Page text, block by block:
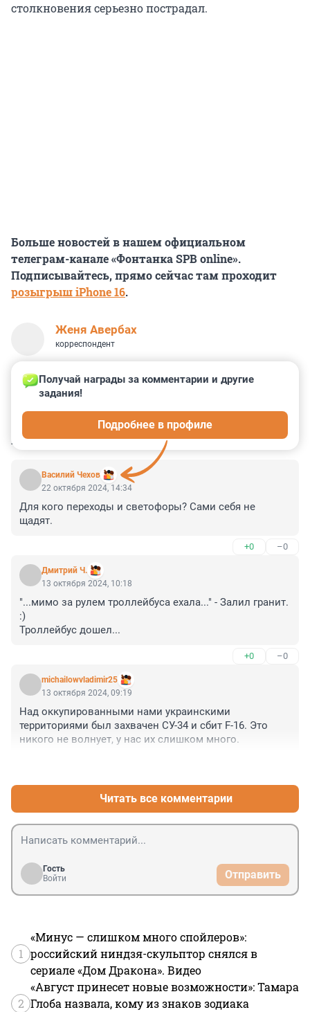
столкновения серьезно пострадал.
Больше новостей в нашем официальном
телеграм-канале «Фонтанка SPB online».
Подписывайтесь, прямо сейчас там проходит
розыгрыш iPhone 16.
Женя Авербах
корреспондент
КОММЕНТАРИИ 14
Василий Чехов
Получай награды за комментарии и другие
задания!
Подробнее в профиле
22 октября 2024, 14:34
Для кого переходы и светофоры? Сами себя не
щадят.
+0 –0
Дмитрий Ч.
13 октября 2024, 10:18
"...мимо за рулем троллейбуса ехала..." - Залил гранит.
:)
Троллейбус дошел...
+0 –0
michailowvladimir25
13 октября 2024, 09:19
Над оккупированными нами украинскими
территориями был захвачен СУ-34 и сбит F-16. Это
никого не волнует, у нас их слишком много.
Читать все комментарии
Гость
Войти
Отправить
1
«Минус — слишком много спойлеров»:
российский ниндзя-скульптор снялся в
сериале «Дом Дракона». Видео
2
«Август принесет новые возможности»: Тамара
Глоба назвала, кому из знаков зодиака